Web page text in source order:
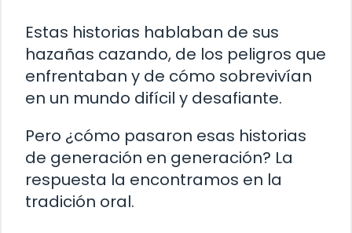
Estas historias hablaban de sus
hazañas cazando, de los peligros que
enfrentaban y de cómo sobrevivían
en un mundo difícil y desafiante.
Pero ¿cómo pasaron esas historias
de generación en generación? La
respuesta la encontramos en la
tradición oral.